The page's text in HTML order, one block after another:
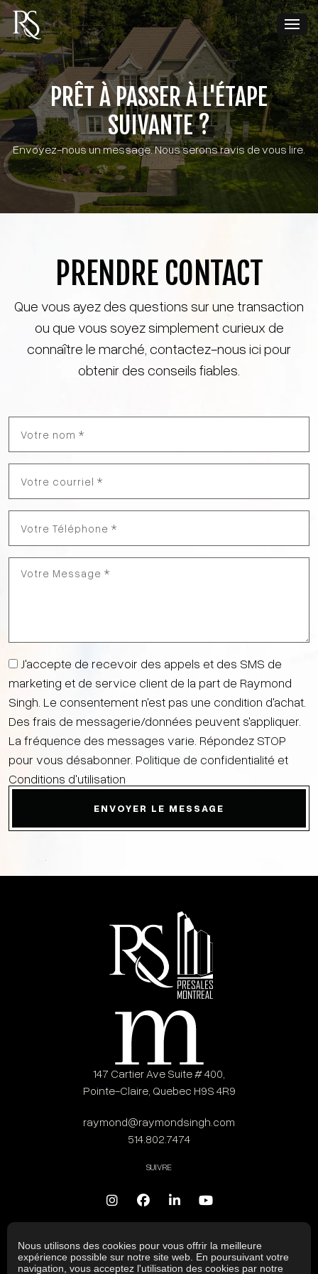
PRÊT À PASSER À L'ÉTAPE
SUIVANTE ?
Envoyez-nous un message. Nous serons ravis de vous lire.
PRENDRE CONTACT
Que vous ayez des questions sur une transaction
ou que vous soyez simplement curieux de
connaître le marché, contactez-nous ici pour
obtenir des conseils fiables.
J'accepte de recevoir des appels et des SMS de
marketing et de service client de la part de Raymond
Singh. Le consentement n'est pas une condition d'achat.
Des frais de messagerie/données peuvent s'appliquer.
La fréquence des messages varie. Répondez STOP
pour vous désabonner. Politique de confidentialité et
Conditions d'utilisation
ENVOYER LE MESSAGE
147 Cartier Ave Suite # 400,
Pointe-Claire, Quebec H9S 4R9
raymond@raymondsingh.com
514.802.7474
SUIVRE
Nous utilisons des cookies pour vous offrir la meilleure
expérience possible sur notre site web. En poursuivant votre
navigation, vous acceptez l'utilisation des cookies par notre